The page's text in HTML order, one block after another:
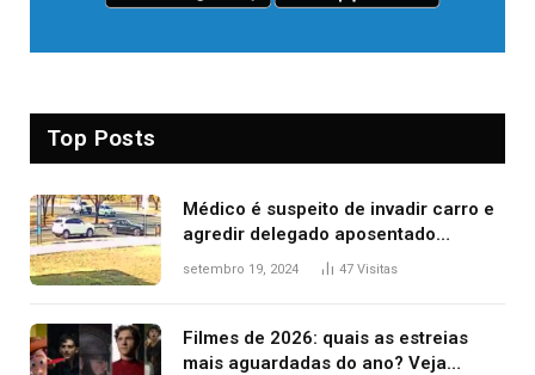
Top Posts
Médico é suspeito de invadir carro e
agredir delegado aposentado
durante confusão no trânsito
setembro 19, 2024 47 Visitas
Filmes de 2026: quais as estreias
mais aguardadas do ano? Veja